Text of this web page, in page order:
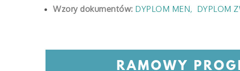
Wzory dokumentów: DYPLOM MEN, DYPLOM